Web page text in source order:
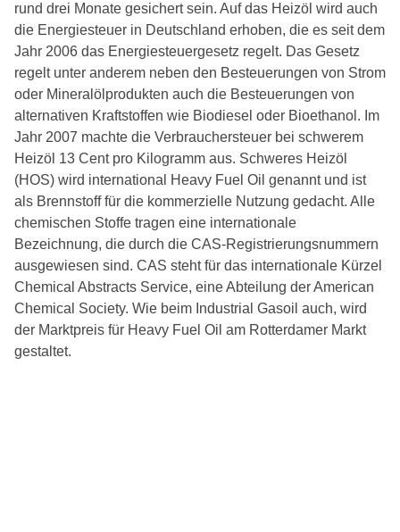
rund drei Monate gesichert sein. Auf das Heizöl wird auch
die Energiesteuer in Deutschland erhoben, die es seit dem
Jahr 2006 das Energiesteuergesetz regelt. Das Gesetz
regelt unter anderem neben den Besteuerungen von Strom
oder Mineralölprodukten auch die Besteuerungen von
alternativen Kraftstoffen wie Biodiesel oder Bioethanol. Im
Jahr 2007 machte die Verbrauchersteuer bei schwerem
Heizöl 13 Cent pro Kilogramm aus. Schweres Heizöl
(HOS) wird international Heavy Fuel Oil genannt und ist
als Brennstoff für die kommerzielle Nutzung gedacht. Alle
chemischen Stoffe tragen eine internationale
Bezeichnung, die durch die CAS-Registrierungsnummern
ausgewiesen sind. CAS steht für das internationale Kürzel
Chemical Abstracts Service, eine Abteilung der American
Chemical Society. Wie beim Industrial Gasoil auch, wird
der Marktpreis für Heavy Fuel Oil am Rotterdamer Markt
gestaltet.